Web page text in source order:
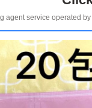
agent service operated